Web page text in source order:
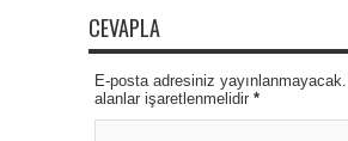
CEVAPLA
E-posta adresiniz
alanlar işaretlenmelidir *